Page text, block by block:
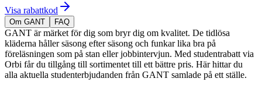
Visa rabattkod
Om GANT FAQ
GANT är märket för dig som bryr dig om kvalitet. De tidlösa
kläderna håller säsong efter säsong och funkar lika bra på
föreläsningen som på stan eller jobbintervjun. Med studentrabatt via
Orbi får du tillgång till sortimentet till ett bättre pris. Här hittar du
alla aktuella studenterbjudanden från GANT samlade på ett ställe.